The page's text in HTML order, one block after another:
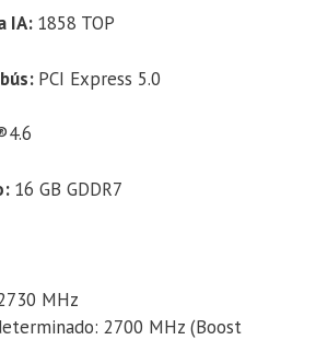
IA: 1858 TOP
PCI Express 5.0
16 GB GDDR7
MHz
2700 MHz (Boost